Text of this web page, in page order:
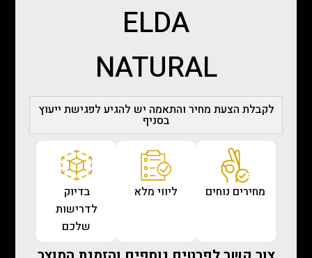
ELDA
NATURAL
לקבלת הצעת מחיר והתאמה יש להגיע לפגישת ייעוץ
בסניף
מחירים נוחים ליווי מלא
בדיוק
לדרישות
שלכם